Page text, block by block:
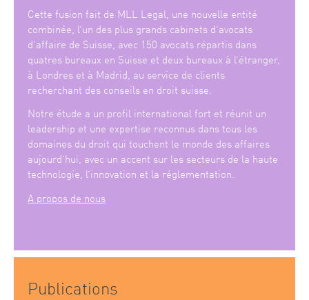
Cette fusion fait de MLL Legal, une nouvelle entité
combinée, l’un des plus grands cabinets d’avocats
d’affaire de Suisse, avec 150 avocats répartis dans
quatres bureaux en Suisse et deux bureaux à l’étranger,
à Londres et à Madrid, au service de clients
recherchant des conseils en droit suisse.
Notre étude a un profil international fort et réunit un
leadership et une expertise reconnus dans tous les
domaines du droit qui touchent le monde des affaires
aujourd’hui, avec un accent sur les secteurs de la haute
technologie, l’innovation et la réglementation.
A propos de nous
Publications